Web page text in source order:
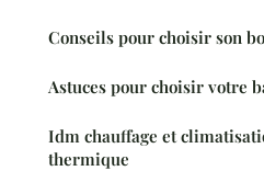
Conseils pour choisir son
Astuces pour choisir votre
Idm chauffage et
thermique